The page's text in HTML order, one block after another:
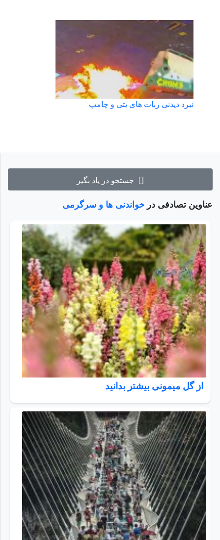
جستجو در یاد بگیر
عناوین تصادفی در خواندنی ها و سرگرمی
از گل میمونی بیشتر بدانید
نبرد دیدنی ربات های یتی و چامپ